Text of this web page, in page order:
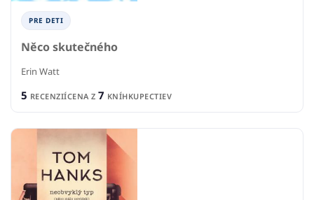
PRE DETI
Něco skutečného
Erin Watt
5 RECENZIÍCENA Z 7 KNÍHKUPECTIEV